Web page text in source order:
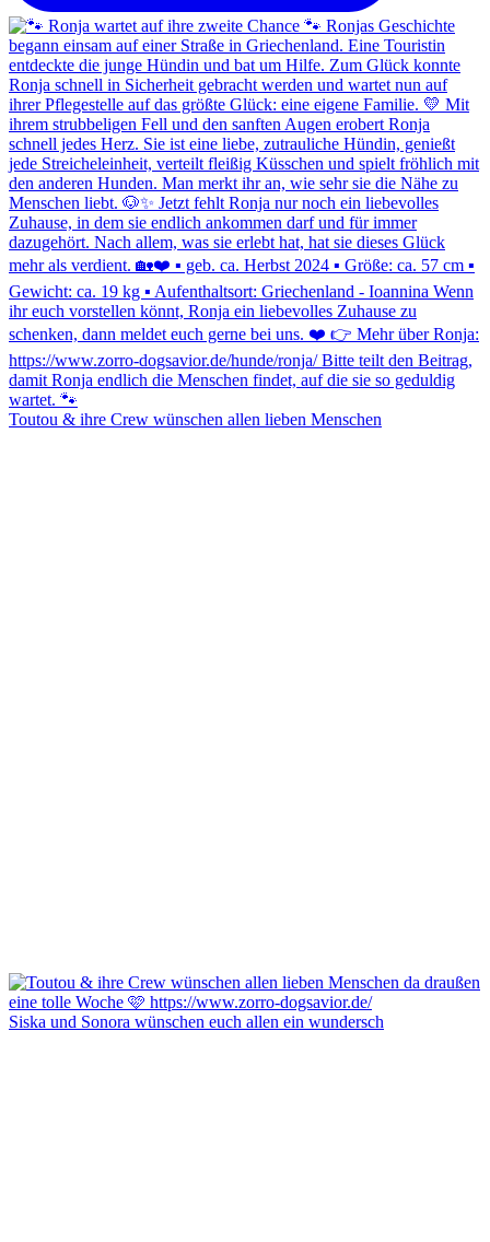
Toutou & ihre Crew wünschen allen lieben Menschen
Siska und Sonora wünschen euch allen ein wundersch